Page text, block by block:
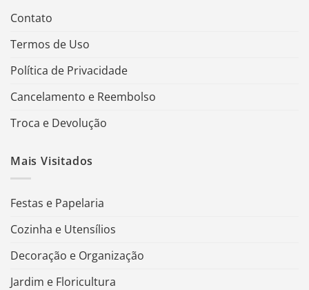
Contato
Termos de Uso
Política de Privacidade
Cancelamento e Reembolso
Troca e Devolução
Mais Visitados
Festas e Papelaria
Cozinha e Utensílios
Decoração e Organização
Jardim e Floricultura